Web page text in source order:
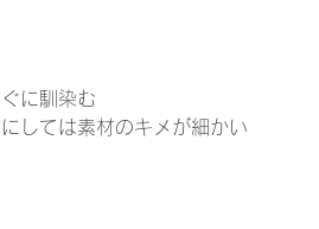
に馴染む
しては素材のキメが細かい